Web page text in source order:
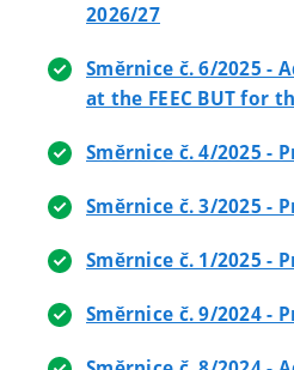
2026/27
Směrnice č. 6/2025 -
at the FEEC BUT for
Směrnice č. 4/2025
Směrnice č. 3/2025
Směrnice č. 1/2025 -
Směrnice č. 9/2024